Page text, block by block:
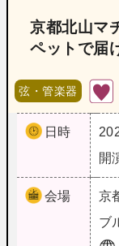
京都北山マ
ペットで届
弦・管楽器
日時
開
会場 京
ブ